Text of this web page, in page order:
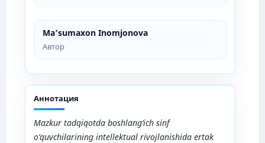
Ma’sumaxon Inomjonova
Автор
Аннотация
Mazkur tadqiqotda boshlang‘ich sinf
o‘quvchilarining intellektual rivojlanishida ertak